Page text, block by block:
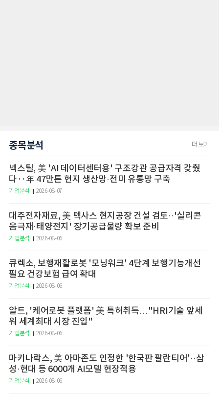
종목분석 더보기
넥스틸, 美 'AI 데이터센터용' 구조강관 공급자격 갖췄
다‥年 47만톤 현지 생산망·전미 유통망 구축
기업분석 2026-08-07
대주전자재료, 美 텍사스 현지공장 건설 검토··'실리콘
음극재·태양전지' 장기공급물량 확보 준비
기업분석 2026-08-06
큐렉소, 보행재활로봇 '모닝워크' 4단계 보행기능개선
필요 건강보험 급여 확대
기업분석 2026-08-06
알트, '케어로봇 플랫폼' 美 특허취득…"HRI기술 앞세
워 세계최대 시장 진입"
기업분석 2026-08-06
마키나락스, 美 아마존도 인정한 '한국판 팔란티어'··삼
성·현대 등 6000개 AI모델 현장적용
기업분석 2026-08-06